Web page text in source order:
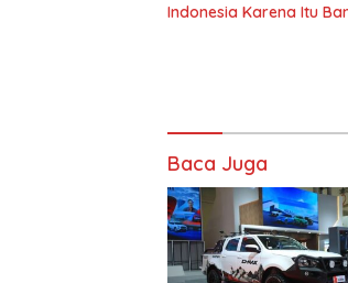
Indonesia Karena Itu
Baca Juga